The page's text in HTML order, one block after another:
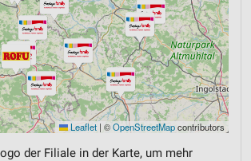
Leaflet | ©OpenStreetMapcontributors
der Filiale in der Karte, um mehr